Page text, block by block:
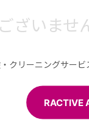
ざいませ
クリーニングサービ
RACTIVE